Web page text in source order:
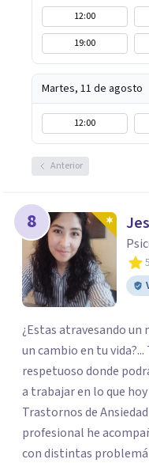
12:00
19:00
Martes, 11 de agosto
12:00
Anterior
8
5
¿Estas atravesando
un cambio en tu
respetuoso donde
a trabajar en lo que hoy te
Trastornos de
profesional he
con distintas